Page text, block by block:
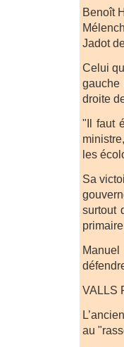
Benoît
Jadot
Celui
gauche
droite
"Il faut
les
Sa
surtout
primaire.
VALLS
au